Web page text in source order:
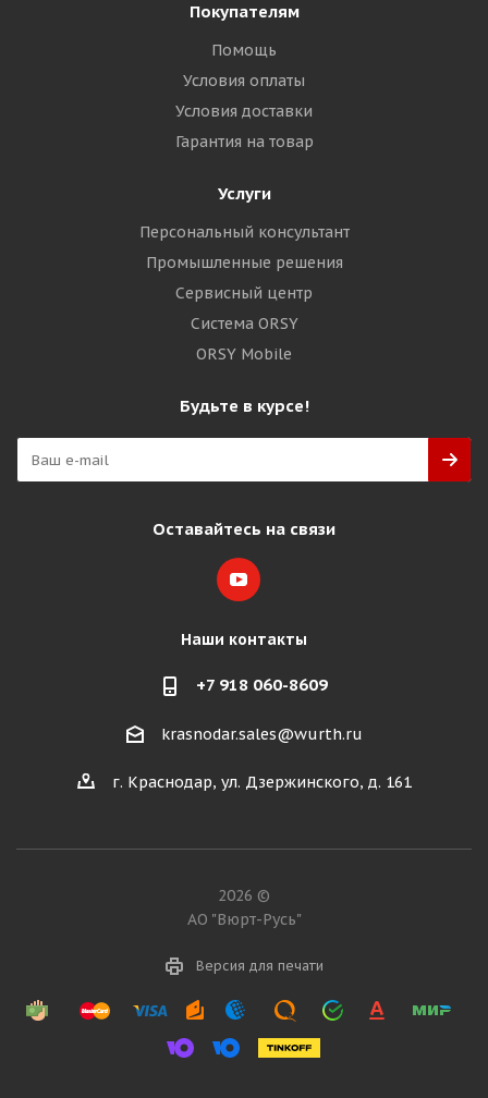
Покупателям
Помощь
Условия оплаты
Условия доставки
Гарантия на товар
Услуги
Персональный консультант
Промышленные решения
Сервисный центр
Система ORSY
ORSY Mobile
Будьте в курсе!
Оставайтесь на связи
Наши контакты
+7 918 060-8609
krasnodar.sales@wurth.ru
г. Краснодар, ул. Дзержинского, д. 161
2026 ©
АО "Вюрт-Русь"
Версия для печати